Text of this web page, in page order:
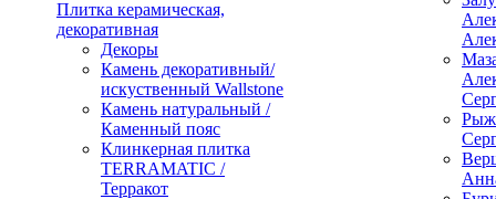
Плитка керамическая,
декоративная
Декоры
Камень декоративный/
искуственный Wallstone
Камень натуральный /
Каменный пояс
Клинкерная плитка
TERRAMATIC /
Терракот